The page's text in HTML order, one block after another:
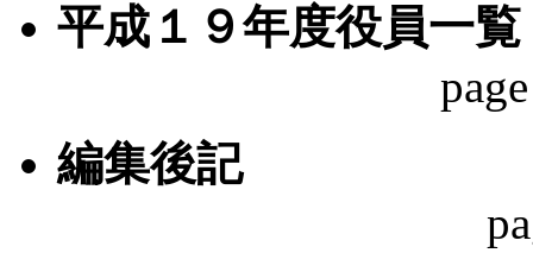
平成１９年度役員一覧
編集後記
page